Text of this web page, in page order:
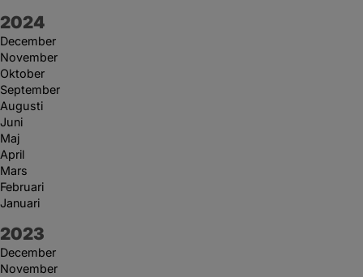
År:
2024
December
November
Oktober
September
Augusti
Juni
Maj
April
Mars
Februari
Januari
År:
2023
December
November